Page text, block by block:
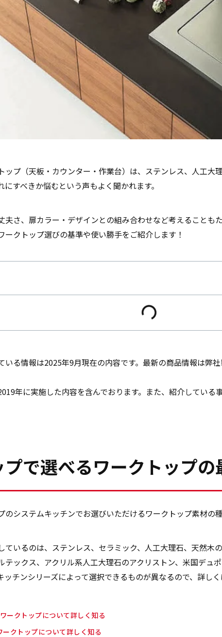
ップ（天板・カウンター・作業台）は、ステンレス、人工大
にすべきか悩むという声もよく聞かれます。
夫さ、扉カラー・デザインとの組み合わせなど考えることも
ークトップ選びの基準や使い勝手をご紹介します！
る情報は2025年9月現在の内容です。最新の商品情報は弊
年に実施した内容を含んでおります。また、紹介している
で選べるワークトップ
のシステムキッチンでお選びいただけるワークトップ素材の
ているのは、ステンレス、セラミック、人工大理石、天然木
テックス、アクリル系人工大理石のアクリストン、米国デュ
ッチンシリーズによって選択できるものが異なるので、詳し
ークトップについて詳しく知る
クトップについて詳しく知る